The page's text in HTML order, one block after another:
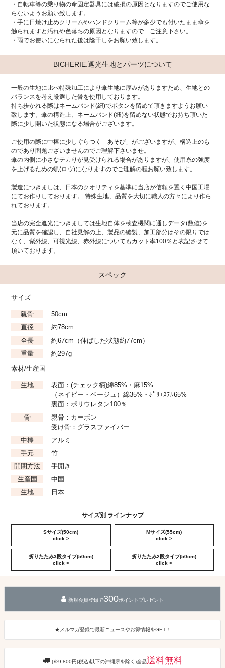
・自転車等の乗り物の傘固定器具には破損の原因となりますのでご使用な
らないようお願い致します。
・手に日焼け止めクリームやハンドクリーム等が多少でも付いたまま傘を
触られますと汚れや色落ちの原因となりますので ご注意下さい。
・雨でお使いになられた後は陰干しをお願い致します。
BICHERIE.遮光生地とパーツについて
一般の生地に比べ特殊加工により傘生地に厚みがありますため、生地との
バランスを考え厳選した骨を使用しております。
持ち歩かれる際はネームバンド(紐)でボタンを留めて頂きますようお願い
致します。傘の構造上、ネームバンド(紐)を留めない状態でお持ち頂いた
際に少し開いた状態になる場合がございます。
ご使用の際に中棒に少しぐらつく「あそび」がございますが、構造上のも
のであり問題ございませんのでご理解下さいませ。
傘の内側に小さなテカりが見受けられる場合がありますが、使用糸の強度
を上げるための蝋(ロウ)になりますのでご理解の程お願い致します。
製造につきましは、日本のクオリティを基準に当店が信頼を置く中国工場
にてお作りしております。 特殊生地、品質を大切に職人の方々により作ら
れております。
当店の完全遮光につきましては生地自体を検査機関に通しデータ(数値)を
元に品質を確認し、自社見解の上、製品の縫製、加工部分はその限りでは
なく、紫外線、可視光線、赤外線についてもカット率100％と表記させて
頂いております。
スペック
サイズ
親骨
50cm
直径
約78cm
全長
約67cm（伸ばした状態約77cm）
重量
約297g
素材/生産国
生地
表面：(チェック柄)綿85%・麻15%
（ネイビー・ベージュ）綿35%・ﾎﾟﾘｴｽﾃﾙ65%
裏面：ポリウレタン100％
骨
親骨：カーボン
受け骨：グラスファイバー
中棒
アルミ
手元
竹
開閉方法
手開き
生産国
中国
生地
日本
サイズ別 ラインナップ
Sサイズ(50cm)
click >
Mサイズ(55cm)
click >
折りたたみ3段タイプ(50cm)
click >
折りたたみ2段タイプ(50cm)
click >
新規会員登録で300ポイントプレゼント
★メルマガ登録で最新ニュースやお得情報をGET！
(※9,800円(税込)以下の沖縄県を除く)全品送料無料